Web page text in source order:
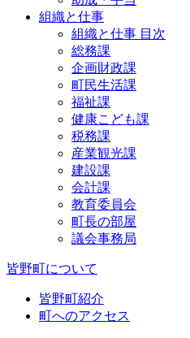
組織と仕事
組織と仕事 目次
総務課
企画財政課
町民生活課
福祉課
健康こども課
税務課
産業観光課
建設課
会計課
教育委員会
町長の部屋
議会事務局
皆野町について
皆野町紹介
町へのアクセス